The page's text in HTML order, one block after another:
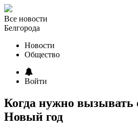
Все новости
Белгорода
Новости
Общество
Войти
Когда нужно вызывать
Новый год